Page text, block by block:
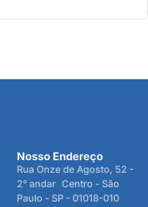
Nosso Endereço
Rua Onze de Agosto, 52 -
2° andar Centro - São
Paulo - SP - 01018-010